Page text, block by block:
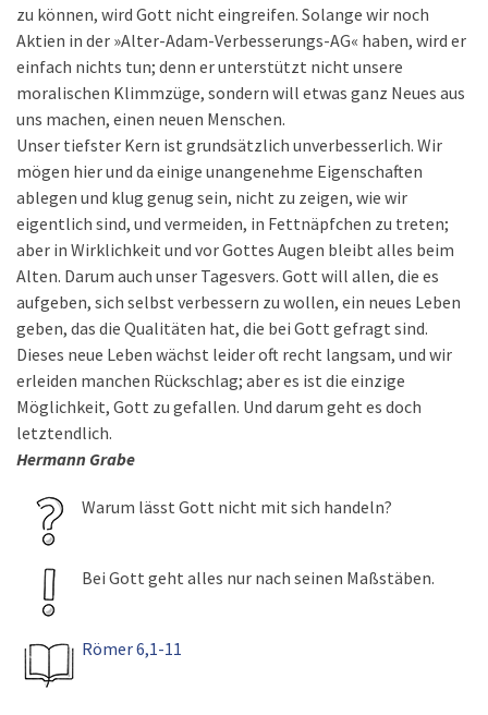
zu können, wird Gott nicht eingreifen. Solange wir noch
Aktien in der »Alter-Adam-Verbesserungs-AG« haben, wird er
einfach nichts tun; denn er unterstützt nicht unsere
moralischen Klimmzüge, sondern will etwas ganz Neues aus
uns machen, einen neuen Menschen.
Unser tiefster Kern ist grundsätzlich unverbesserlich. Wir
mögen hier und da einige unangenehme Eigenschaften
ablegen und klug genug sein, nicht zu zeigen, wie wir
eigentlich sind, und vermeiden, in Fettnäpfchen zu treten;
aber in Wirklichkeit und vor Gottes Augen bleibt alles beim
Alten. Darum auch unser Tagesvers. Gott will allen, die es
aufgeben, sich selbst verbessern zu wollen, ein neues Leben
geben, das die Qualitäten hat, die bei Gott gefragt sind.
Dieses neue Leben wächst leider oft recht langsam, und wir
erleiden manchen Rückschlag; aber es ist die einzige
Möglichkeit, Gott zu gefallen. Und darum geht es doch
letztendlich.
Hermann Grabe
Warum lässt Gott nicht mit sich handeln?
Bei Gott geht alles nur nach seinen Maßstäben.
Römer 6,1-11